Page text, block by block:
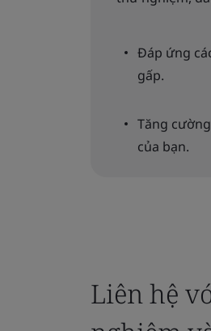
Đáp ứng
gấp.
Tăng
của bạn.
Liên hệ